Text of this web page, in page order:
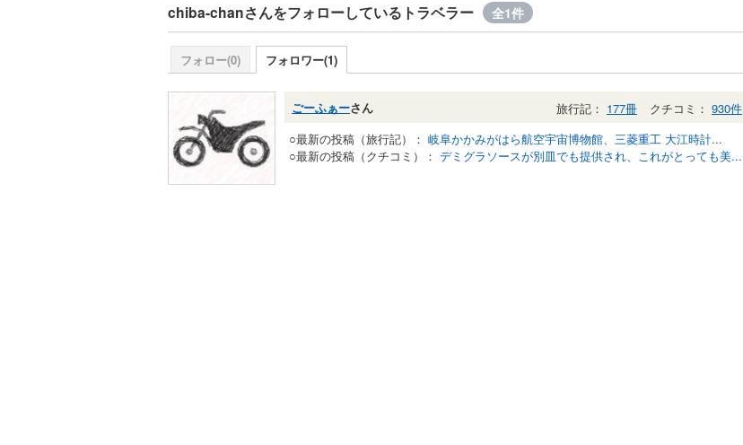
chiba-chanさんをフォローしているトラベラー 全1件
フォロー(0) フォロワー(1)
ごーふぁーさん 旅行記： 177冊 クチコミ： 930件
○最新の投稿（旅行記）： 岐阜かかみがはら航空宇宙博物館、三菱重工 大江時計...
○最新の投稿（クチコミ）： デミグラソースが別皿でも提供され、これがとっても美...